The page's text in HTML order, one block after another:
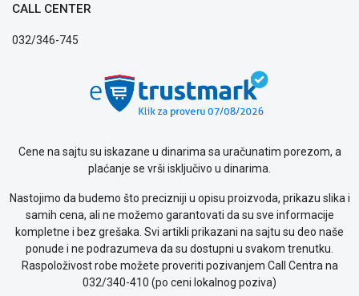
CALL CENTER
032/346-745
Cene na sajtu su iskazane u dinarima sa uračunatim porezom, a
plaćanje se vrši isključivo u dinarima.
Nastojimo da budemo što precizniji u opisu proizvoda, prikazu slika i
samih cena, ali ne možemo garantovati da su sve informacije
kompletne i bez grešaka. Svi artikli prikazani na sajtu su deo naše
ponude i ne podrazumeva da su dostupni u svakom trenutku.
Raspoloživost robe možete proveriti pozivanjem Call Centra na
032/340-410 (po ceni lokalnog poziva)